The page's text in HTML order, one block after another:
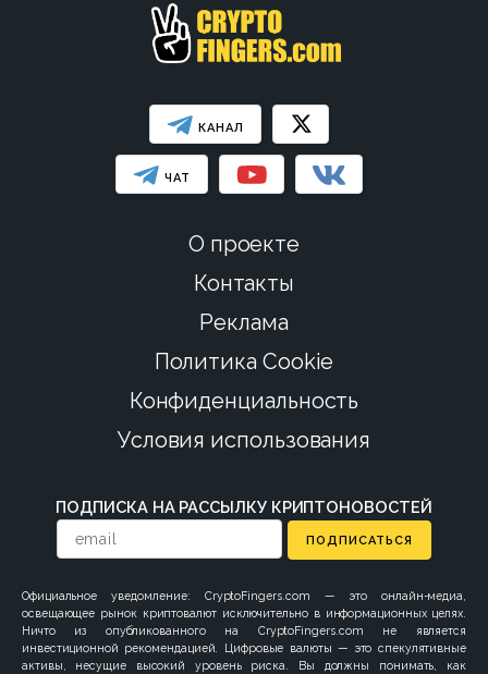
КАНАЛ
ЧАТ
О проекте
Контакты
Реклама
Политика Cookie
Конфиденциальность
Условия использования
ПОДПИСКА НА РАССЫЛКУ КРИПТОНОВОСТЕЙ
ПОДПИСАТЬСЯ
Официальное уведомление: CryptoFingers.com — это онлайн-медиа,
освещающее рынок криптовалют исключительно в информационных целях.
Ничто из опубликованного на CryptoFingers.com не является
инвестиционной рекомендацией. Цифровые валюты — это спекулятивные
активы, несущие высокий уровень риска. Вы должны понимать, как